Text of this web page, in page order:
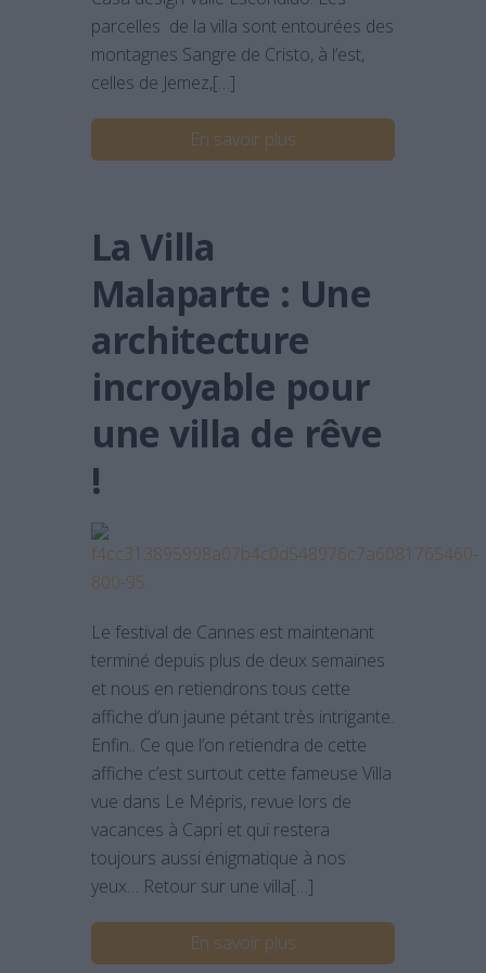
parcelles de la villa sont entourées des
montagnes Sangre de Cristo, à l’est,
celles de Jemez,[…]
En savoir plus
La Villa
Malaparte : Une
architecture
incroyable pour
une villa de rêve
!
Le festival de Cannes est maintenant
terminé depuis plus de deux semaines
et nous en retiendrons tous cette
affiche d’un jaune pétant très intrigante.
Enfin.. Ce que l’on retiendra de cette
affiche c’est surtout cette fameuse Villa
vue dans Le Mépris, revue lors de
vacances à Capri et qui restera
toujours aussi énigmatique à nos
yeux… Retour sur une villa[…]
En savoir plus